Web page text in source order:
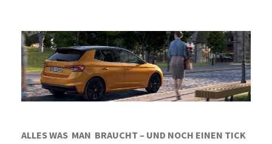
ALLES WAS MAN BRAUCHT – UND NOCH EINEN TICK